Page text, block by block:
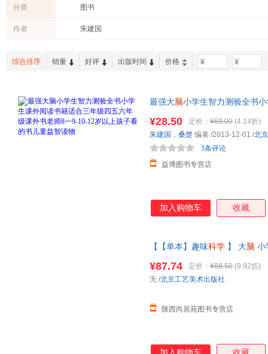
分类 图书
作者 朱建国
综合排序 销量 好评 出版时间 价格 -
最强大脑小学生智力测验全书
脑力的训练法
¥28.50 定价： ¥69.00 (4.14折)
益博图书专营店
3条评论
朱建国 ， 桑楚 编著 /2013-12-01 /北
加入购物车 收藏
【【单本】趣味科学 】 大脑 小
内书籍为准】
¥87.74 定价： ¥88.50 (9.92折)
陕西尚居苑图书专营店
无 /北京工艺美术出版社